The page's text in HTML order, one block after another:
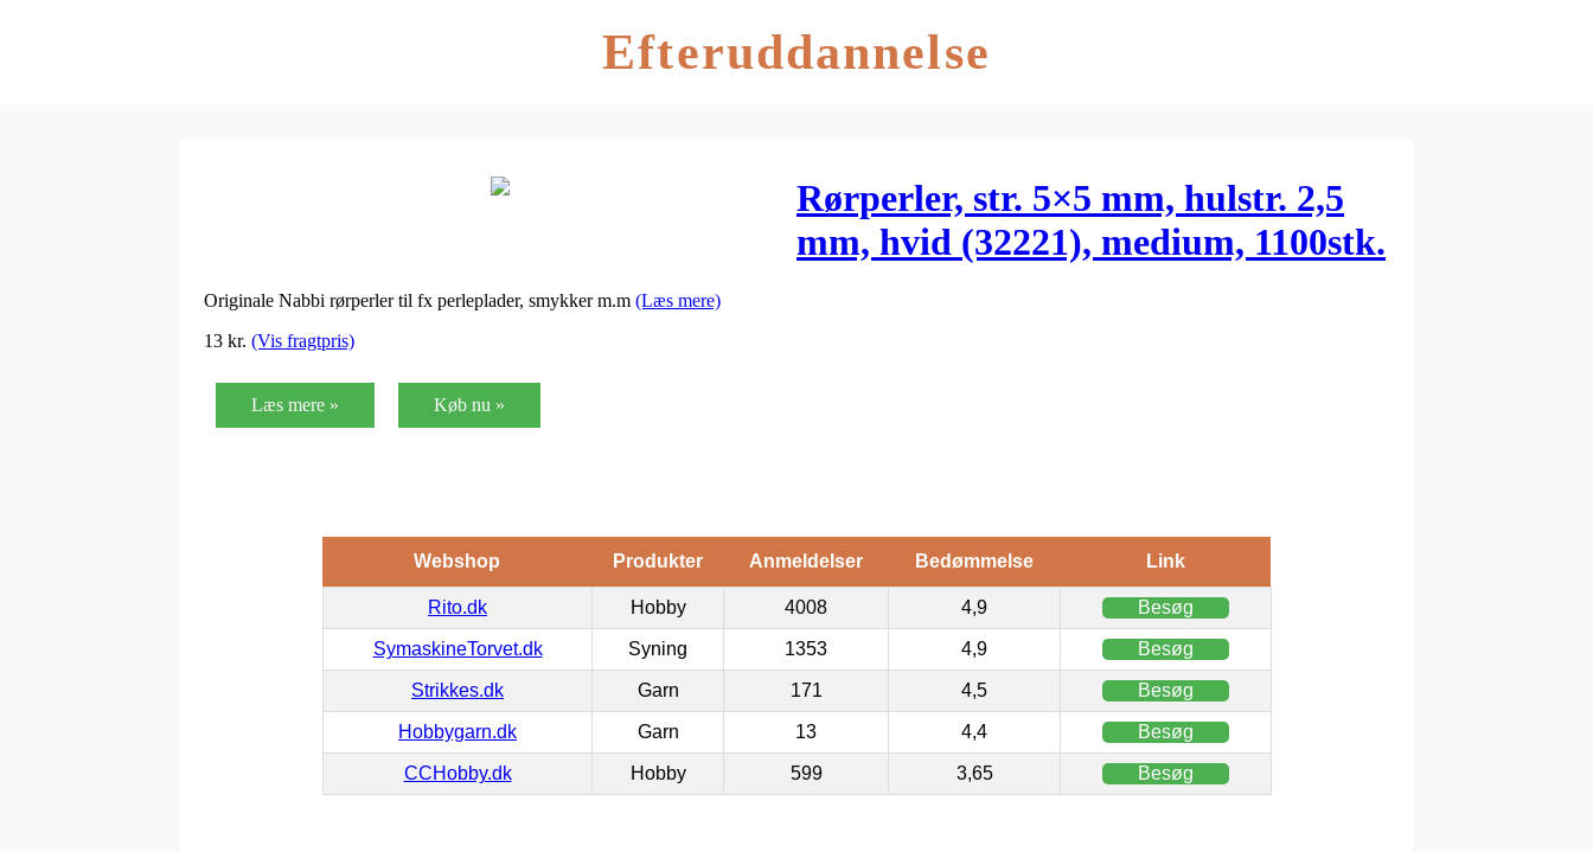
Efteruddannelse
Rørperler, str. 5×5 mm, hulstr. 2,5
mm, hvid (32221), medium, 1100stk.
Originale Nabbi rørperler til fx perleplader, smykker m.m (Læs mere)
13 kr. (Vis fragtpris)
Læs mere » Køb nu »
Webshop Produkter Anmeldelser Bedømmelse Link
Rito.dk Hobby 4008 4,9 Besøg
SymaskineTorvet.dk Syning 1353 4,9 Besøg
Strikkes.dk Garn 171 4,5 Besøg
Hobbygarn.dk Garn 13 4,4 Besøg
CCHobby.dk Hobby 599 3,65 Besøg